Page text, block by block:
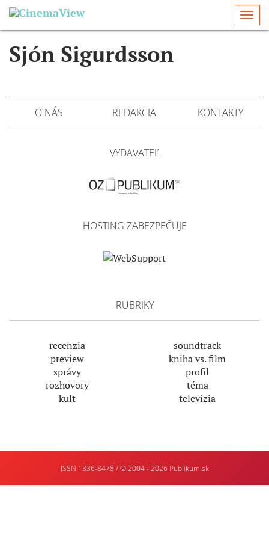
Sjón Sigurdsson
O NÁS REDAKCIA KONTAKTY
VYDAVATEĽ
HOSTING ZABEZPEČUJE
RUBRIKY
recenzia
preview
správy
rozhovory
kult
soundtrack
kniha vs. film
profil
téma
televízia
ISSN 1336-8478 / © 2004 - 2026 Publikum.sk